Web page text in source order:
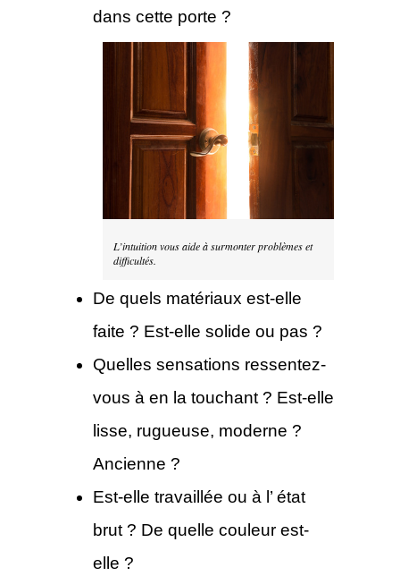
dans cette porte ?
L’intuition vous aide à surmonter problèmes et
difficultés.
De quels matériaux est-elle
faite ? Est-elle solide ou pas ?
Quelles sensations ressentez-
vous à en la touchant ? Est-elle
lisse, rugueuse, moderne ?
Ancienne ?
Est-elle travaillée ou à l’ état
brut ? De quelle couleur est-
elle ?